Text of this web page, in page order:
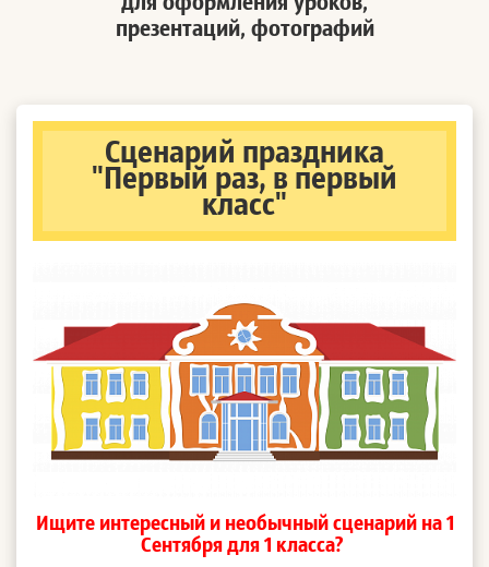
презентаций, фотографий
Сценарий праздника
"Первый раз, в первый
класс"
Ищите интересный и необычный сценарий на 1
Сентября для 1 класса?